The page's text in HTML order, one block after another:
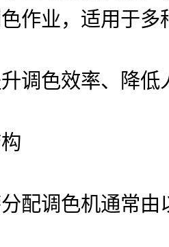
作业，适用于多
调色效率、降
配调色机通常由